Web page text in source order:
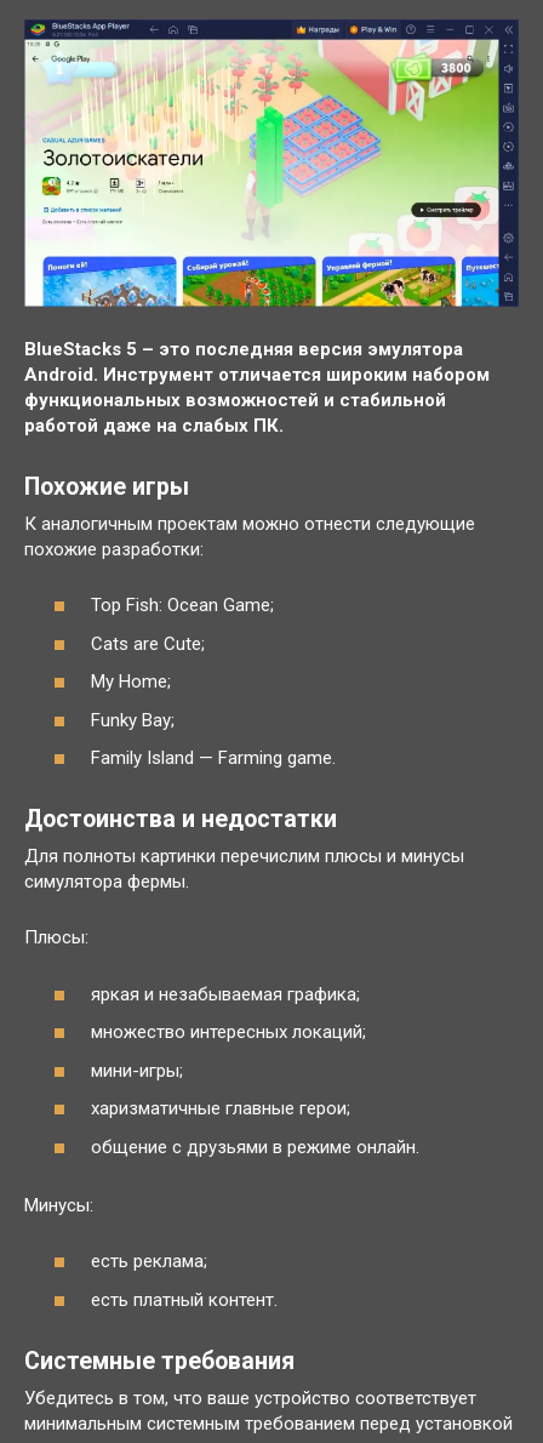
BlueStacks 5 – это последняя версия эмулятора
Android. Инструмент отличается широким набором
функциональных возможностей и стабильной
работой даже на слабых ПК.
Похожие игры
К аналогичным проектам можно отнести следующие
похожие разработки:
Top Fish: Ocean Game;
Cats are Cute;
My Home;
Funky Bay;
Family Island — Farming game.
Достоинства и недостатки
Для полноты картинки перечислим плюсы и минусы
симулятора фермы.
Плюсы:
яркая и незабываемая графика;
множество интересных локаций;
мини-игры;
харизматичные главные герои;
общение с друзьями в режиме онлайн.
Минусы:
есть реклама;
есть платный контент.
Системные требования
Убедитесь в том, что ваше устройство соответствует
минимальным системным требованием перед установкой